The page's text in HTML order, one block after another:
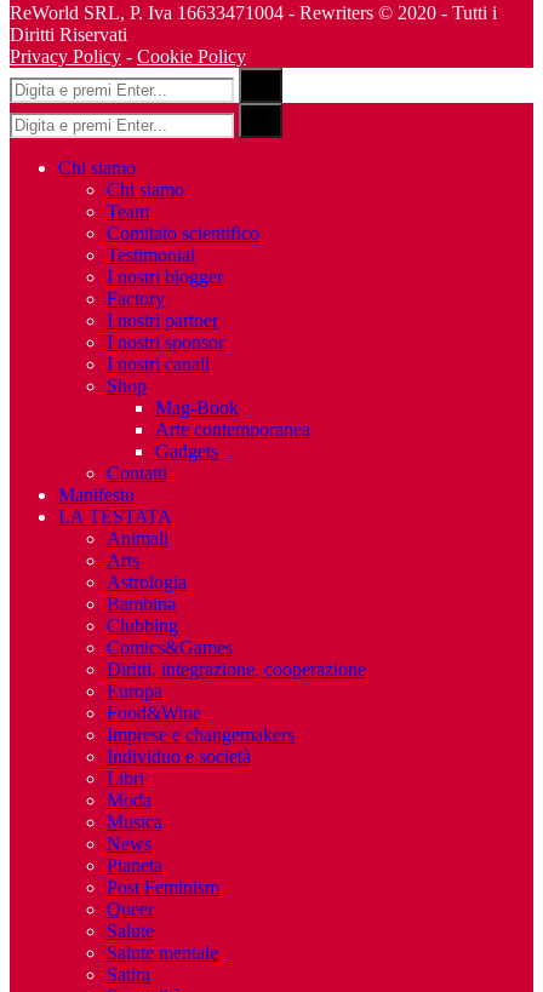
ReWorld SRL, P. Iva 16633471004 - Rewriters © 2020 - Tutti i
Diritti Riservati
Privacy Policy - Cookie Policy
Risultati
per:
Risultati
per:
Chi siamo
Chi siamo
Team
Comitato scientifico
Testimonial
I nostri blogger
Factory
I nostri partner
I nostri sponsor
I nostri canali
Shop
Mag-Book
Arte contemporanea
Gadgets
Contatti
Manifesto
LA TESTATA
Animali
Arts
Astrologia
Bambinə
Clubbing
Comics&Games
Diritti, integrazione, cooperazione
Europa
Food&Wine
Imprese e changemakers
Individuo e società
Libri
Moda
Musica
News
Pianeta
Post Feminism
Queer
Salute
Salute mentale
Satira